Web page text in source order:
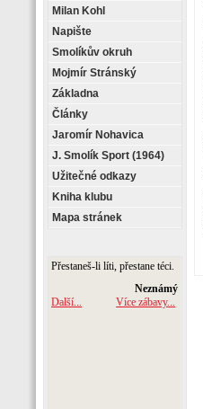
Milan Kohl
Napište
Smolíkův okruh
Mojmír Stránský
Základna
Články
Jaromír Nohavica
J. Smolík Sport (1964)
Užitečné odkazy
Kniha klubu
Mapa stránek